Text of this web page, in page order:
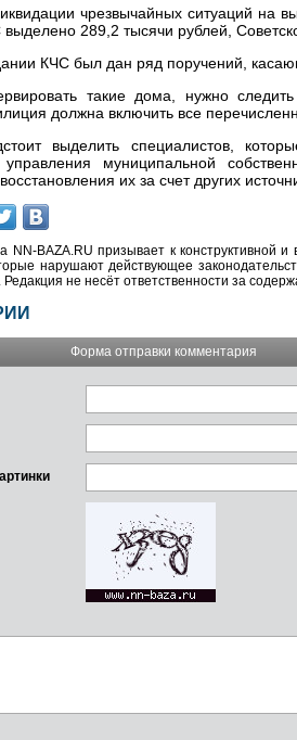
чрезвычайных ситуаций на
289,2 тысячи рублей,
КЧС был дан ряд поручений,
такие дома, нужно
должна включить все
выделить специалистов,
управления муниципальной
их за счет других
NN-BAZA.RU призывает к конструктивной
нарушают действующее
Редакция не несёт ответственности за
Форма отправки комментария